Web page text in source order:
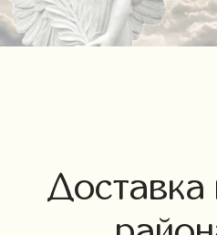
Доставка